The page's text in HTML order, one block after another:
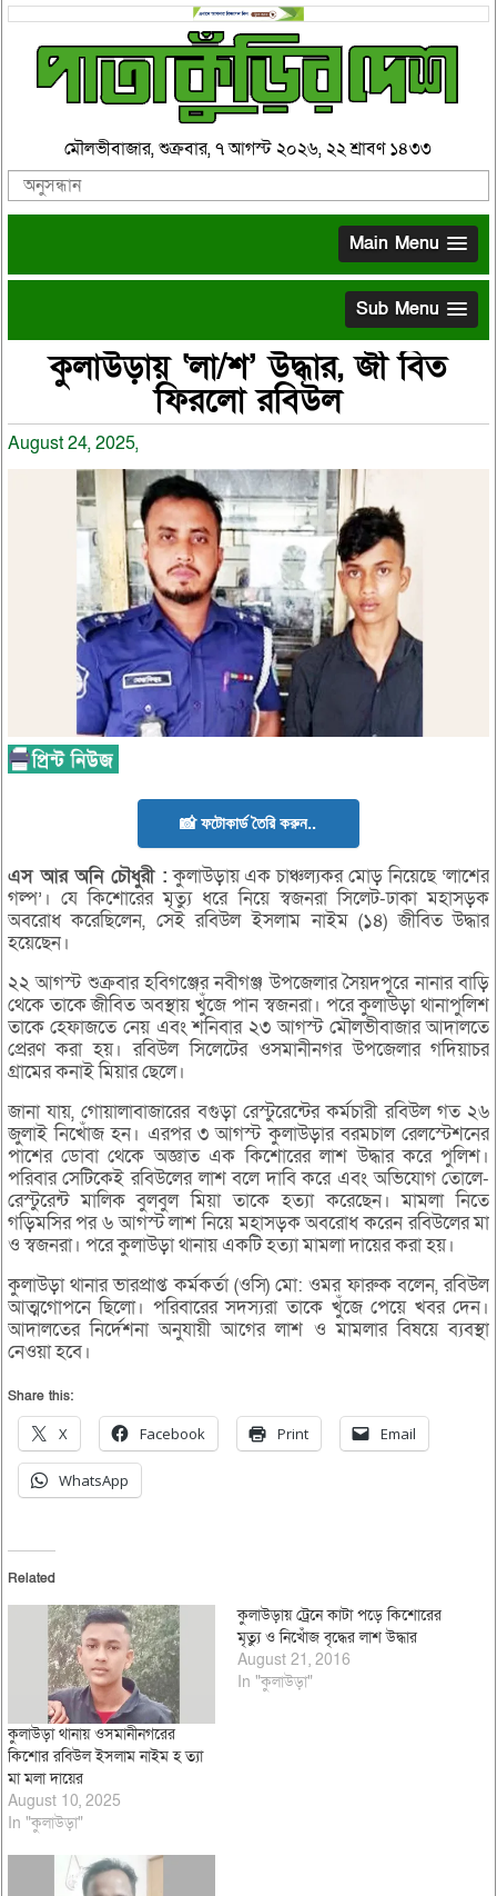
মৌলভীবাজার, শুক্রবার, ৭ আগস্ট ২০২৬, ২২ শ্রাবণ ১৪৩৩
Main Menu
Sub Menu
কুলাউড়ায় ‘লা/শ’ উদ্ধার, জী বিত
ফিরলো রবিউল
August 24, 2025,
📸 ফটোকার্ড তৈরি করুন..
এসআরঅনি চৌধুরী : কুলাউড়ায় এক চাঞ্চল্যকর মোড় নিয়েছে ‘লাশের
গল্প’। যে কিশোরের মৃত্যু ধরে নিয়ে স্বজনরা সিলেট-ঢাকা মহাসড়ক
অবরোধ করেছিলেন, সেই রবিউল ইসলাম নাইম (১৪) জীবিত উদ্ধার
হয়েছেন।
২২ আগস্ট শুক্রবার হবিগঞ্জের নবীগঞ্জ উপজেলার সৈয়দপুরে নানার বাড়ি
থেকে তাকে জীবিত অবস্থায় খুঁজে পান স্বজনরা। পরে কুলাউড়া থানাপুলিশ
তাকে হেফাজতে নেয় এবং শনিবার ২৩ আগস্ট মৌলভীবাজার আদালতে
প্রেরণ করা হয়। রবিউল সিলেটের ওসমানীনগর উপজেলার গদিয়াচর
গ্রামের কনাই মিয়ার ছেলে।
জানা যায়, গোয়ালাবাজারের বগুড়া রেস্টুরেন্টের কর্মচারী রবিউল গত ২৬
জুলাই নিখোঁজ হন। এরপর ৩ আগস্ট কুলাউড়ার বরমচাল রেলস্টেশনের
পাশের ডোবা থেকে অজ্ঞাত এক কিশোরের লাশ উদ্ধার করে পুলিশ।
পরিবার সেটিকেই রবিউলের লাশ বলে দাবি করে এবং অভিযোগ তোলে-
রেস্টুরেন্ট মালিক বুলবুল মিয়া তাকে হত্যা করেছেন। মামলা নিতে
গড়িমসির পর ৬ আগস্ট লাশ নিয়ে মহাসড়ক অবরোধ করেন রবিউলের মা
ও স্বজনরা। পরে কুলাউড়া থানায় একটি হত্যা মামলা দায়ের করা হয়।
কুলাউড়া থানার ভারপ্রাপ্ত কর্মকর্তা (ওসি) মো: ওমর ফারুক বলেন, রবিউল
আত্মগোপনে ছিলো। পরিবারের সদস্যরা তাকে খুঁজে পেয়ে খবর দেন।
আদালতের নির্দেশনা অনুযায়ী আগের লাশ ও মামলার বিষয়ে ব্যবস্থা
নেওয়া হবে।
Share this:
X Facebook Print Email
WhatsApp
Related
কুলাউড়া থানায় ওসমানীনগরের
কিশোর রবিউল ইসলাম নাইম হ ত্যা
মা মলা দায়ের
August 10, 2025
In "কুলাউড়া"
কুলাউড়ায় ট্রেনে কাটা পড়ে কিশোরের
মৃত্যু ও নিখোঁজ বৃদ্ধের লাশ উদ্ধার
August 21, 2016
In "কুলাউড়া"